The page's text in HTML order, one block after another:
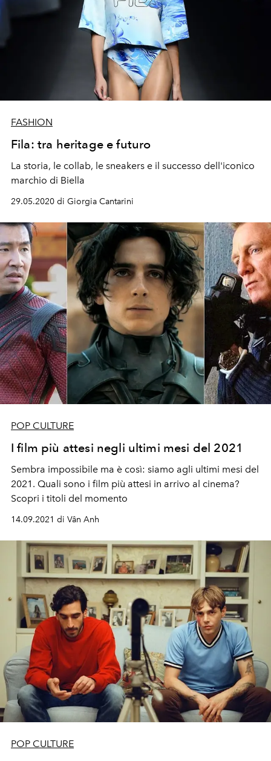
FASHION
Fila: tra heritage e futuro
La storia, le collab, le sneakers e il successo dell'iconico
marchio di Biella
29.05.2020 di Giorgia Cantarini
POP CULTURE
I film più attesi negli ultimi mesi del 2021
Sembra impossibile ma è così: siamo agli ultimi mesi del
2021. Quali sono i film più attesi in arrivo al cinema?
Scopri i titoli del momento
14.09.2021 di Vân Anh
POP CULTURE